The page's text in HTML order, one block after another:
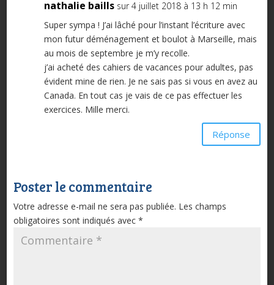
nathalie baills sur 4 juillet 2018 à 13 h 12 min
Super sympa ! J’ai lâché pour l’instant l’écriture avec
mon futur déménagement et boulot à Marseille, mais
au mois de septembre je m’y recolle.
j’ai acheté des cahiers de vacances pour adultes, pas
évident mine de rien. Je ne sais pas si vous en avez au
Canada. En tout cas je vais de ce pas effectuer les
exercices. Mille merci.
Réponse
Poster le commentaire
Votre adresse e-mail ne sera pas publiée. Les champs
obligatoires sont indiqués avec *